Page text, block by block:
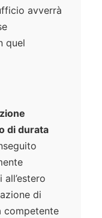
avverrà
quel
di durata
di
competente